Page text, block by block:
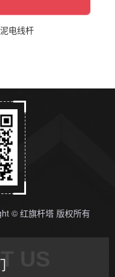
电线杆
© 红旗杆塔 版权所有
US